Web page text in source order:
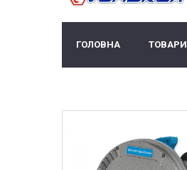
ГОЛОВНА